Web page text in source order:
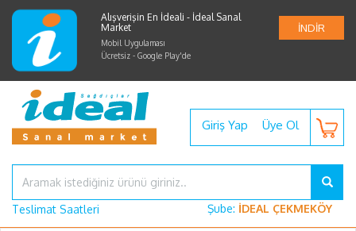
Alışverişin En İdeali - İdeal Sanal
Market
Mobil Uygulaması
Ücretsiz - Google Play'de
İNDİR
Giriş Yap Üye Ol
Teslimat Saatleri Şube: İDEAL ÇEKMEKÖY